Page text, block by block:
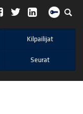
Kilpailijat
Seurat